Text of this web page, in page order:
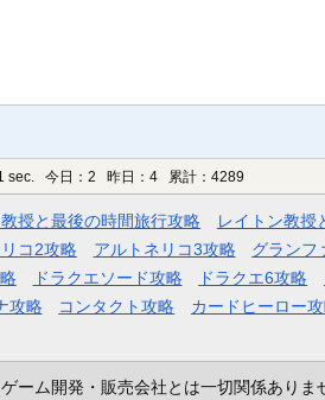
sec. 今日：2 昨日：4 累計：4289
授と最後の時間旅行攻略 レイトン教授
コ2攻略 アルトネリコ3攻略 グランフ
ドラクエソード攻略 ドラクエ6攻略
攻略 コンタクト攻略 カードヒーロー
ム開発・販売会社とは一切関係ありま